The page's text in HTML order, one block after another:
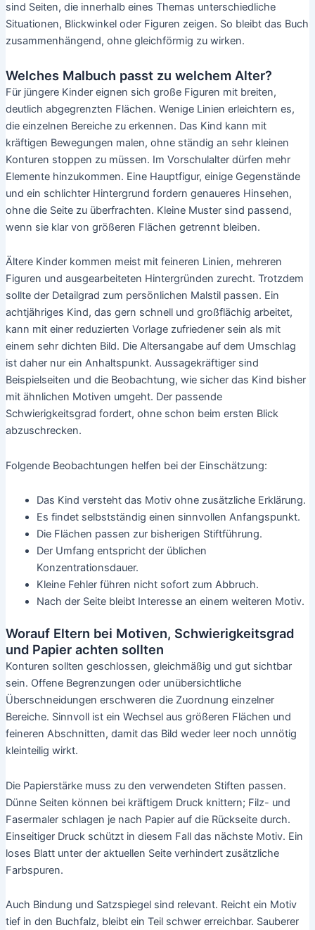
sind Seiten, die innerhalb eines Themas unterschiedliche
Situationen, Blickwinkel oder Figuren zeigen. So bleibt das Buch
zusammenhängend, ohne gleichförmig zu wirken.
Welches Malbuch passt zu welchem Alter?
Für jüngere Kinder eignen sich große Figuren mit breiten,
deutlich abgegrenzten Flächen. Wenige Linien erleichtern es,
die einzelnen Bereiche zu erkennen. Das Kind kann mit
kräftigen Bewegungen malen, ohne ständig an sehr kleinen
Konturen stoppen zu müssen. Im Vorschulalter dürfen mehr
Elemente hinzukommen. Eine Hauptfigur, einige Gegenstände
und ein schlichter Hintergrund fordern genaueres Hinsehen,
ohne die Seite zu überfrachten. Kleine Muster sind passend,
wenn sie klar von größeren Flächen getrennt bleiben.
Ältere Kinder kommen meist mit feineren Linien, mehreren
Figuren und ausgearbeiteten Hintergründen zurecht. Trotzdem
sollte der Detailgrad zum persönlichen Malstil passen. Ein
achtjähriges Kind, das gern schnell und großflächig arbeitet,
kann mit einer reduzierten Vorlage zufriedener sein als mit
einem sehr dichten Bild. Die Altersangabe auf dem Umschlag
ist daher nur ein Anhaltspunkt. Aussagekräftiger sind
Beispielseiten und die Beobachtung, wie sicher das Kind bisher
mit ähnlichen Motiven umgeht. Der passende
Schwierigkeitsgrad fordert, ohne schon beim ersten Blick
abzuschrecken.
Folgende Beobachtungen helfen bei der Einschätzung:
Das Kind versteht das Motiv ohne zusätzliche Erklärung.
Es findet selbstständig einen sinnvollen Anfangspunkt.
Die Flächen passen zur bisherigen Stiftführung.
Der Umfang entspricht der üblichen
Konzentrationsdauer.
Kleine Fehler führen nicht sofort zum Abbruch.
Nach der Seite bleibt Interesse an einem weiteren Motiv.
Worauf Eltern bei Motiven, Schwierigkeitsgrad
und Papier achten sollten
Konturen sollten geschlossen, gleichmäßig und gut sichtbar
sein. Offene Begrenzungen oder unübersichtliche
Überschneidungen erschweren die Zuordnung einzelner
Bereiche. Sinnvoll ist ein Wechsel aus größeren Flächen und
feineren Abschnitten, damit das Bild weder leer noch unnötig
kleinteilig wirkt.
Die Papierstärke muss zu den verwendeten Stiften passen.
Dünne Seiten können bei kräftigem Druck knittern; Filz- und
Fasermaler schlagen je nach Papier auf die Rückseite durch.
Einseitiger Druck schützt in diesem Fall das nächste Motiv. Ein
loses Blatt unter der aktuellen Seite verhindert zusätzliche
Farbspuren.
Auch Bindung und Satzspiegel sind relevant. Reicht ein Motiv
tief in den Buchfalz, bleibt ein Teil schwer erreichbar. Sauberer